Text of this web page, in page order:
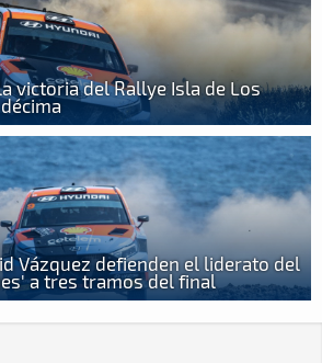
victoria del Rallye Isla de Los
Vázquez defienden el liderato del
a tres tramos del final